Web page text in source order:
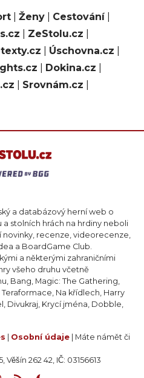
Ženy Cestování|
ZeStolu.cz
Úschovna.cz
Dokina.cz
Srovnám.cz
a databázový herní web o
stolních hrách na hrdiny neboli
novinky, recenze, videorecenze,
a BoardGame Club.
a některými zahraničními
všeho druhu včetně
Bang, Magic: The Gathering,
Na křídlech, Harry
Divukraj, Krycí jména, Dobble,
Osobní údaje | Máte námět či
262 42, IČ: 03156613